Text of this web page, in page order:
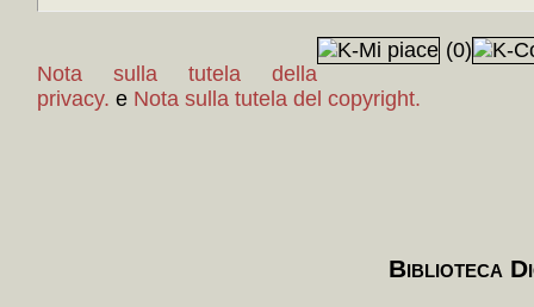
(0)
Nota sulla tutela della
privacy. e Nota sulla tutela del copyright.
Biblioteca